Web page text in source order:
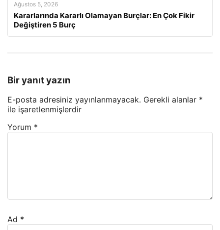
Ağustos 5, 2026
Kararlarında Kararlı Olamayan Burçlar: En Çok Fikir
Değiştiren 5 Burç
Bir yanıt yazın
E-posta adresiniz yayınlanmayacak. Gerekli alanlar *
ile işaretlenmişlerdir
Yorum *
Ad *